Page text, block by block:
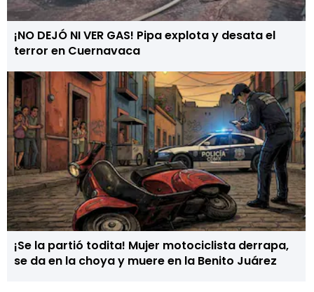
¡NO DEJÓ NI VER GAS! Pipa explota y desata el
terror en Cuernavaca
¡Se la partió todita! Mujer motociclista derrapa,
se da en la choya y muere en la Benito Juárez